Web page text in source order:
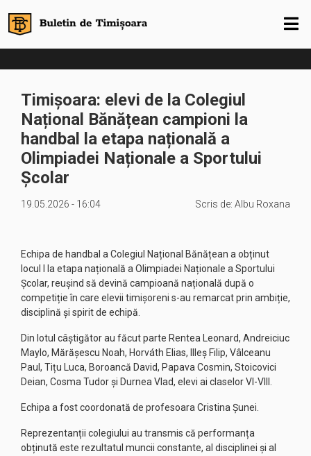
Timișoara: elevi de la Colegiul
Național Bănățean campioni la
handbal la etapa națională a
Olimpiadei Naționale a Sportului
Școlar
19.05.2026 - 16:04 Scris de: Albu Roxana
Echipa de handbal a Colegiul Național Bănățean a obținut
locul I la etapa națională a Olimpiadei Naționale a Sportului
Școlar, reușind să devină campioană națională după o
competiție în care elevii timișoreni s-au remarcat prin ambiție,
disciplină și spirit de echipă.
Din lotul câștigător au făcut parte Rentea Leonard, Andreiciuc
Maylo, Mărășescu Noah, Horváth Elias, Illeș Filip, Vâlceanu
Paul, Tițu Luca, Boroancă David, Papava Cosmin, Stoicovici
Deian, Cosma Tudor și Durnea Vlad, elevi ai claselor VI-VIII.
Echipa a fost coordonată de profesoara Cristina Șunei.
Reprezentanții colegiului au transmis că performanța
obținută este rezultatul muncii constante, al disciplinei și al